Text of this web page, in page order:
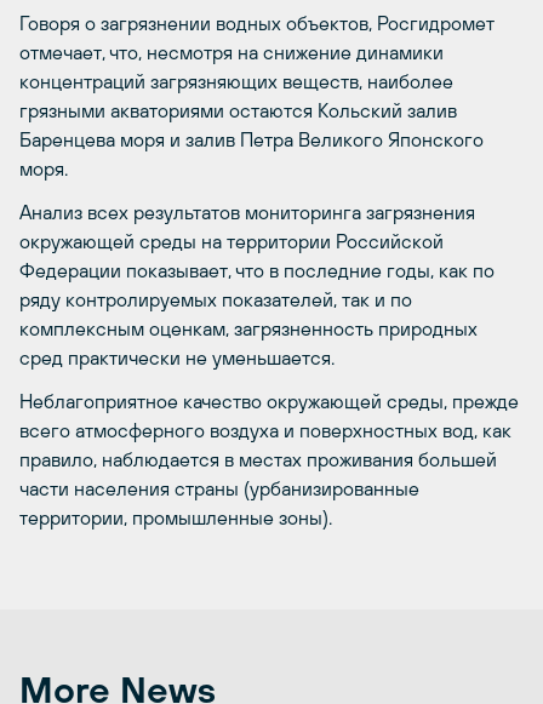
Говоря о загрязнении водных объектов, Росгидромет
отмечает, что, несмотря на снижение динамики
концентраций загрязняющих веществ, наиболее
грязными акваториями остаются Кольский залив
Баренцева моря и залив Петра Великого Японского
моря.
Анализ всех результатов мониторинга загрязнения
окружающей среды на территории Российской
Федерации показывает, что в последние годы, как по
ряду контролируемых показателей, так и по
комплексным оценкам, загрязненность природных
сред практически не уменьшается.
Неблагоприятное качество окружающей среды, прежде
всего атмосферного воздуха и поверхностных вод, как
правило, наблюдается в местах проживания большей
части населения страны (урбанизированные
территории, промышленные зоны).
More News